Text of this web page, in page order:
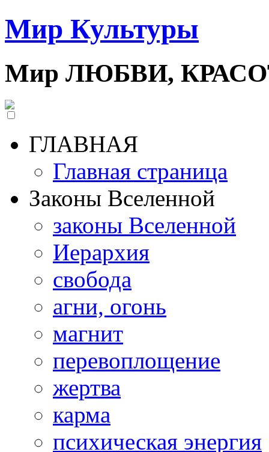
Мир Культуры
Мир ЛЮБВИ,
ГЛАВНАЯ
Главная страница
Законы Вселенной
законы Вселенной
Иерархия
свобода
агни, огонь
магнит
перевоплощение
жертва
карма
психическая энергия